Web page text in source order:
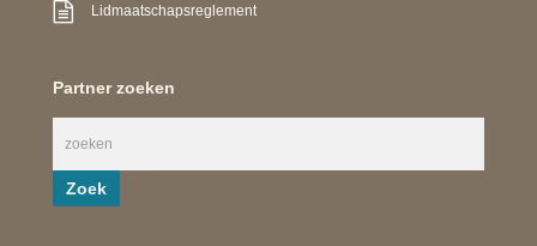
Lidmaatschapsreglement
Partner zoeken